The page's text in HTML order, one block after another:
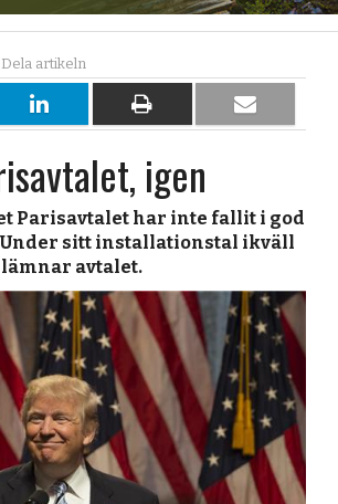
Dela
på
LinkedIn
Dela
på
papper
Dela
per
igen
Parisavtalet har inte fallit i god
Under sitt installationstal ikväll
lämnar avtalet.